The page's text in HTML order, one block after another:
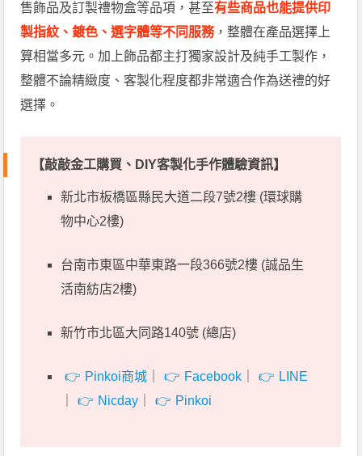
售飾品及訂製禮物盒等品項，甚至有些商品也能提供印
製指紋、鍍色、選字體等不同服務，整體在產品選擇上
算相當多元。加上飾品都主打獨家設計及純手工製作，
整體不論精緻度、客製化程度都非常適合作為送禮的好
選擇。
【敲敲金工購買、 DIY客製化手作體驗資訊】
新北市板橋區縣民大道二段7號2樓 (環球購
物中心2樓)
台南市東區中華東路一段366號2樓 (誠品生
活南紡店2樓)
新竹市北區大同路140號 (總店)
Pinkoi商城 Facebook
LINE
Nicday Pinkoi